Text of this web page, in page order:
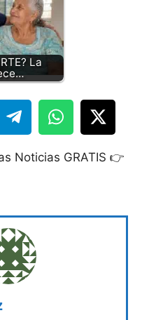
La
Noticias GRATIS 👉